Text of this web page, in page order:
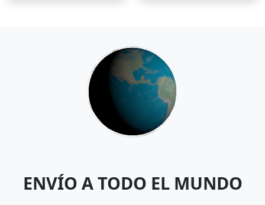
ENVÍO A TODO EL MUNDO